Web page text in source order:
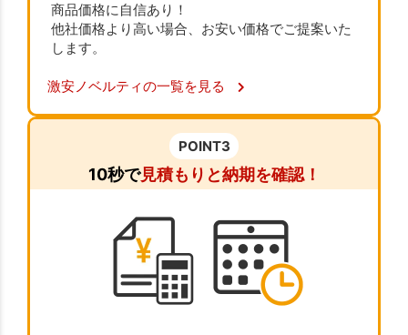
商品価格に自信あり！
他社価格より高い場合、お安い価格でご提案いた
します。
激安ノベルティの一覧を見る
POINT3
10秒で見積もりと納期を確認！